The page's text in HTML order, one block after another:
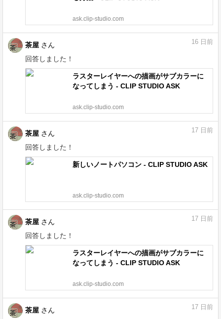
ask.clip-studio.com
茶屋 さん
回答しました！
16 日前
ラスターレイヤーへの描画がサブカラーに
なってしまう - CLIP STUDIO ASK
ask.clip-studio.com
茶屋 さん
回答しました！
17 日前
新しいノートパソコン - CLIP STUDIO ASK
ask.clip-studio.com
茶屋 さん
回答しました！
17 日前
ラスターレイヤーへの描画がサブカラーに
なってしまう - CLIP STUDIO ASK
ask.clip-studio.com
茶屋 さん
17 日前